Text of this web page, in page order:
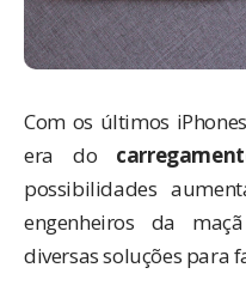
Com os últimos
era do
possibilidades
engenheiros da
diversas soluções para